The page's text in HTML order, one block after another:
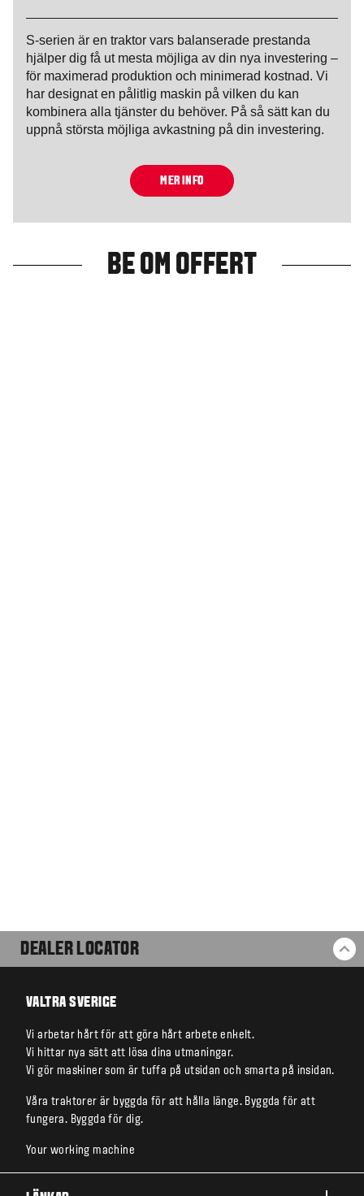
S-serien är en traktor vars balanserade prestanda
hjälper dig få ut mesta möjliga av din nya investering –
för maximerad produktion och minimerad kostnad. Vi
har designat en pålitlig maskin på vilken du kan
kombinera alla tjänster du behöver. På så sätt kan du
uppnå största möjliga avkastning på din investering.
MER INFO
BE OM OFFERT
DEALER LOCATOR
VALTRA SVERIGE
Vi arbetar hårt för att göra hårt arbete enkelt.
Vi hittar nya sätt att lösa dina utmaningar.
Vi gör maskiner som är tuffa på utsidan och smarta på insidan.
Våra traktorer är byggda för att hålla länge. Byggda för att
fungera. Byggda för dig.
Your working machine